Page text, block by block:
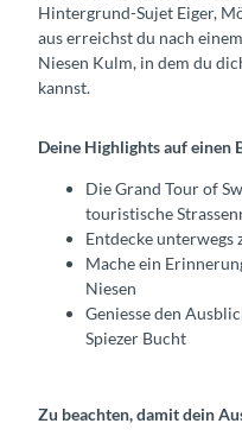
Hintergrund-Sujet Eiger,
aus erreichst du nach
Niesen Kulm, in dem du
kannst.
Deine Highlights auf einen
Die Grand Tour of
touristische
Entdecke unterwegs
Mache ein
Niesen
Geniesse den
Spiezer Bucht
Zu beachten, damit dein